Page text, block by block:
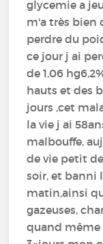
glycemie a
m'a très bien
perdre du
ce jour j ai
de 1,06
hauts et des
jours ,cet
la vie j ai
malbouffe,
de vie petit
soir, et banni
matin,ainsi
gazeuses,
quand